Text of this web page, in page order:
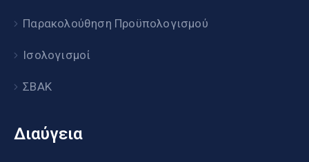
Παρακολούθηση Προϋπολογισμού
Ισολογισμοί
ΣΒΑΚ
Διαύγεια